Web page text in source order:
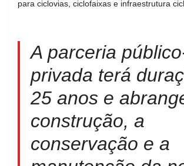
para ciclovias, ciclofaixas e infraestrutura
A parceria
privada terá
25 anos e
construção, a
conservação e a